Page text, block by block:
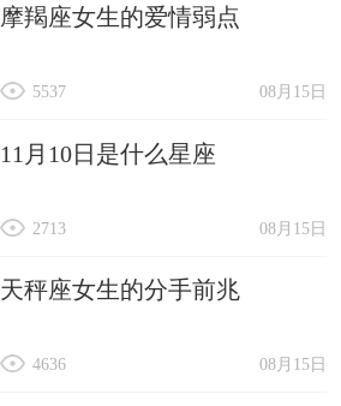
摩羯座女生的爱情弱点
08月15日
5537
11月10日是什么星座
08月15日
2713
天秤座女生的分手前兆
08月15日
4636